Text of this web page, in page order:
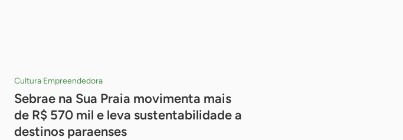
Cultura Empreendedora
Sebrae na Sua Praia movimenta mais
de R$ 570 mil e leva sustentabilidade a
destinos paraenses